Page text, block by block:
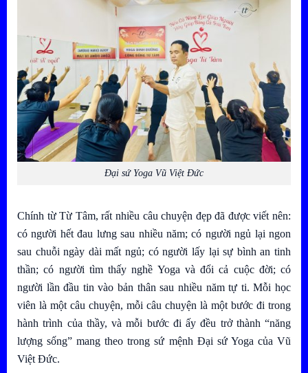
Đại sứ Yoga Vũ Việt Đức
Chính từ Từ Tâm, rất nhiều câu chuyện đẹp đã được viết nên:
có người hết đau lưng sau nhiều năm; có người ngủ lại ngon
sau chuỗi ngày dài mất ngủ; có người lấy lại sự bình an tinh
thần; có người tìm thấy nghề Yoga và đổi cả cuộc đời; có
người lần đầu tin vào bản thân sau nhiều năm tự ti. Mỗi học
viên là một câu chuyện, mỗi câu chuyện là một bước đi trong
hành trình của thầy, và mỗi bước đi ấy đều trở thành “năng
lượng sống” mang theo trong sứ mệnh Đại sứ Yoga của Vũ
Việt Đức.